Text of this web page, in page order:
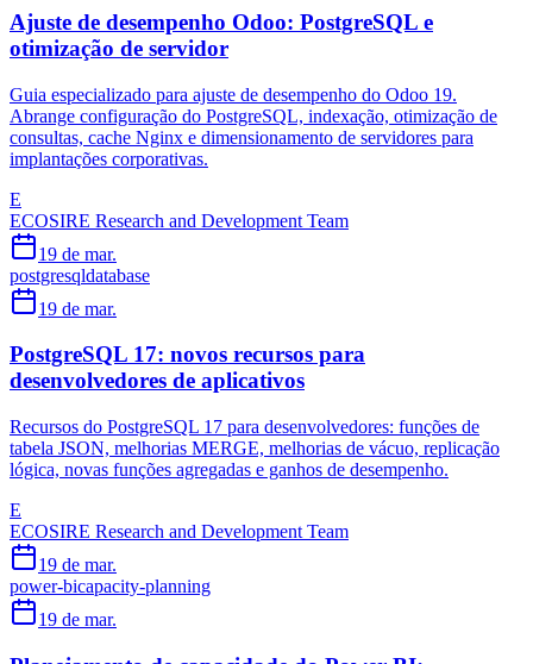
Ajuste de desempenho Odoo: PostgreSQL e
otimização de servidor
Guia especializado para ajuste de desempenho do Odoo 19.
Abrange configuração do PostgreSQL, indexação, otimização de
consultas, cache Nginx e dimensionamento de servidores para
implantações corporativas.
E
ECOSIRE Research and Development Team
19 de mar.
postgresqldatabase
19 de mar.
PostgreSQL 17: novos recursos para
desenvolvedores de aplicativos
Recursos do PostgreSQL 17 para desenvolvedores: funções de
tabela JSON, melhorias MERGE, melhorias de vácuo, replicação
lógica, novas funções agregadas e ganhos de desempenho.
E
ECOSIRE Research and Development Team
19 de mar.
power-bicapacity-planning
19 de mar.